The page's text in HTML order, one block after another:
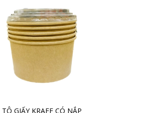
TÔ GIẤY KRAFF CÓ NẮP